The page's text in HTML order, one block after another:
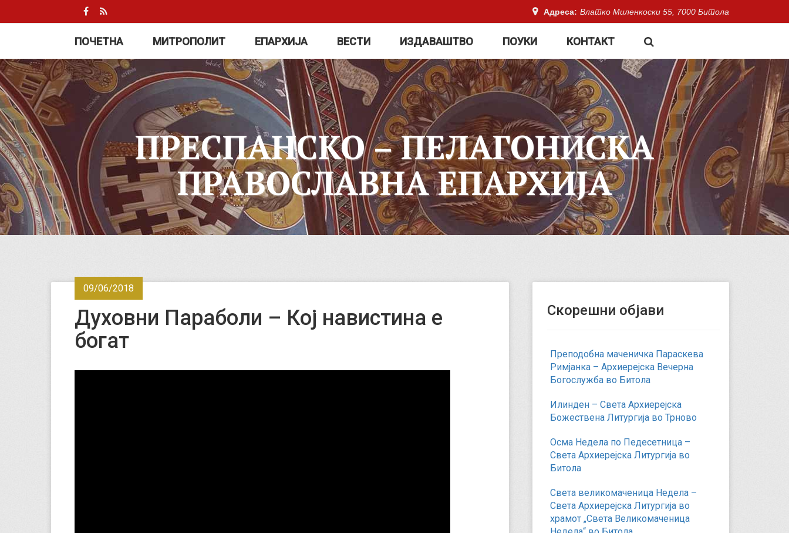
Адреса: Влатко Миленкоски 55, 7000 Битола
ПОЧЕТНА МИТРОПОЛИТ ЕПАРХИЈА ВЕСТИ ИЗДАВАШТВО ПОУКИ КОНТАКТ
ПРЕСПАНСКО – ПЕЛАГОНИСКА
ПРАВОСЛАВНА ЕПАРХИЈА
09/06/2018
Духовни Параболи – Кој навистина е
богат
Скорешни објави
Преподобна маченичка Параскева
Римјанка – Архиерејска Вечерна
Богослужба во Битола
Илинден – Света Архиерејска
Божествена Литургија во Трново
Осма Недела по Педесетница –
Света Архиерејска Литургија во
Битола
Света великомаченица Недела –
Света Архиерејска Литургија во
храмот „Света Великомаченица